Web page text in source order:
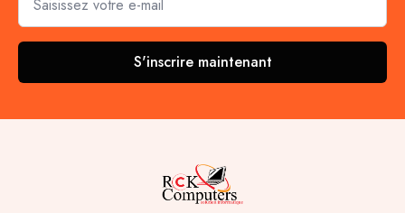
S'inscrire maintenant